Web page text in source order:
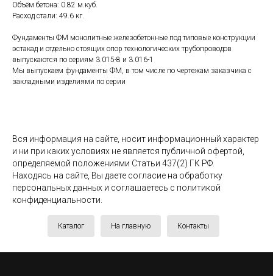
Объём бетона: 0.82 м.куб.
Расход стали: 49.6 кг.
Фундаменты ФМ монолитные железобетонные под типовые конструкции
эстакад и отдельно стоящих опор технологических трубопроводов
выпускаются по сериям 3.015-8 и 3.016-1
Мы выпускаем фундаменты ФМ, в том числе по чертежам заказчика с
закладными изделиями по серии
Вся информация на сайте, носит информационный характер
и ни при каких условиях не является публичной офертой,
определяемой положениями Статьи 437(2) ГК РФ.
Находясь на сайте, Вы даете согласие на обработку
персональных данных и соглашаетесь c политикой
конфиденциальности.
Каталог На главную Контакты